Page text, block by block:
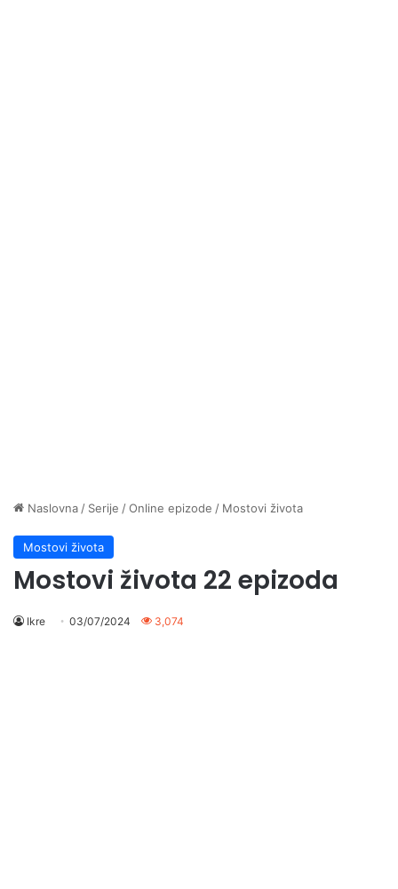
Naslovna / Serije /Online epizode / Mostovi života
Mostovi života
Mostovi života 22 epizoda
Ikre 03/07/2024 3,074